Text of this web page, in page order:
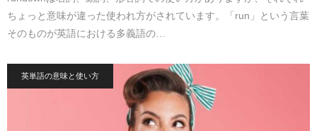
ちょっと意味が違った使われ方がされています。「run」という言葉
そのものが英語における多義語の…
英単語の意味と使い方